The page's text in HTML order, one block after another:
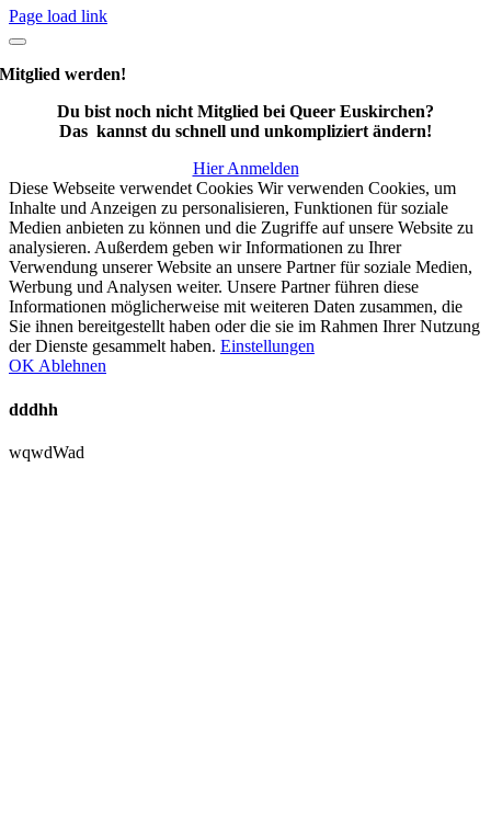
Page load link
Mitglied werden!
Du bist noch nicht Mitglied bei Queer Euskirchen?
Das kannst du schnell und unkompliziert ändern!
Hier Anmelden
Diese Webseite verwendet Cookies Wir verwenden Cookies, um
Inhalte und Anzeigen zu personalisieren, Funktionen für soziale
Medien anbieten zu können und die Zugriffe auf unsere Website zu
analysieren. Außerdem geben wir Informationen zu Ihrer
Verwendung unserer Website an unsere Partner für soziale Medien,
Werbung und Analysen weiter. Unsere Partner führen diese
Informationen möglicherweise mit weiteren Daten zusammen, die
Sie ihnen bereitgestellt haben oder die sie im Rahmen Ihrer Nutzung
der Dienste gesammelt haben. Einstellungen
OK Ablehnen
dddhh
wqwdWad